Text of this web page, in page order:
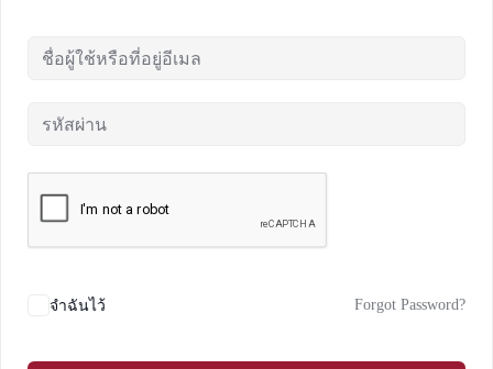
จำฉันไว้ Forgot Password?